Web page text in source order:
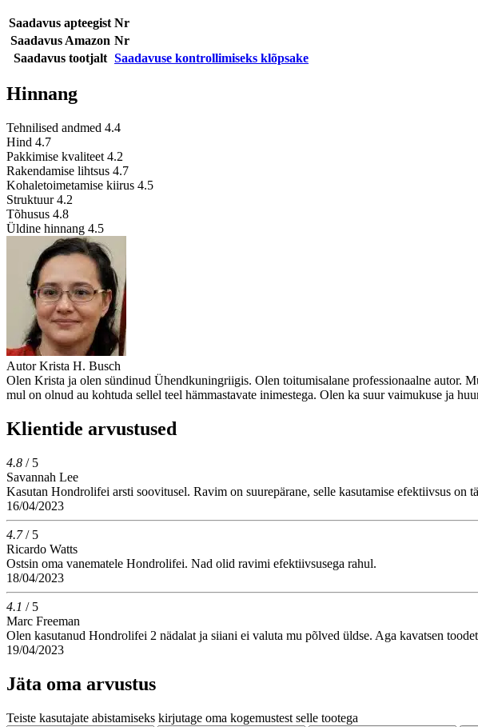
Saadavus apteegist Nr
Saadavus Amazon Nr
Saadavus tootjalt Saadavuse kontrollimiseks klõpsake
Hinnang
Tehnilised andmed 4.4
Hind 4.7
Pakkimise kvaliteet 4.2
Rakendamise lihtsus 4.7
Kohaletoimetamise kiirus 4.5
Struktuur 4.2
Tõhusus 4.8
Üldine hinnang 4.5
Autor Krista H. Busch
Olen Krista ja olen sündinud Ühendkuningriigis. Olen toitumisalane professionaalne autor.
mul on olnud au kohtuda sellel teel hämmastavate inimestega. Olen ka suur vaimukuse ja
Klientide arvustused
4.8 / 5
Savannah Lee
Kasutan Hondrolifei arsti soovitusel. Ravim on suurepärane, selle kasutamise efektiivsus
16/04/2023
4.7/ 5
Ricardo Watts
Ostsin oma vanematele Hondrolifei. Nad olid ravimi efektiivsusega rahul.
18/04/2023
4.1 / 5
Marc Freeman
Olen kasutanud Hondrolifei 2 nädalat ja siiani ei valuta mu põlved üldse. Aga kavatsen
19/04/2023
Jäta oma arvustus
Teiste kasutajate abistamiseks kirjutage oma kogemustest selle tootega